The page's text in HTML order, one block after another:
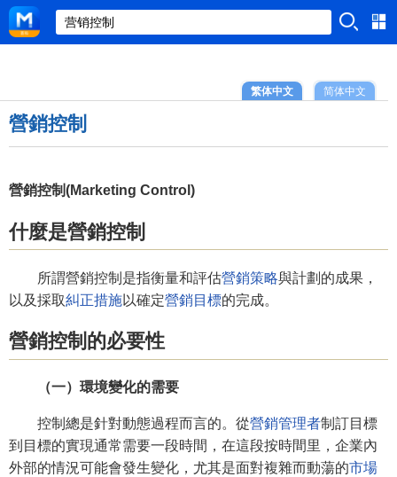
简体中文
繁体中文
營銷控制
營銷控制(Marketing Control)
什麼是營銷控制
所謂營銷控制是指衡量和評估營銷策略與計劃的成果，
以及採取糾正措施以確定營銷目標的完成。
營銷控制的必要性
（一）環境變化的需要
控制總是針對動態過程而言的。從營銷管理者制訂目標
到目標的實現通常需要一段時間，在這段按時間里，企業內
外部的情況可能會發生變化，尤其是面對複雜而動蕩的市場